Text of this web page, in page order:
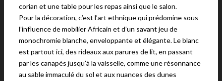
corian et une table pour les repas ainsi que le salon.
Pour la décoration, c’est l’art ethnique qui prédomine sous
l’influence de mobilier Africain et d’un savant jeu de
monochromie blanche, enveloppante et élégante. Le blanc
est partout ici, des rideaux aux parures de lit, en passant
par les canapés jusqu’à la vaisselle, comme une résonnance
au sable immaculé du sol et aux nuances des dunes